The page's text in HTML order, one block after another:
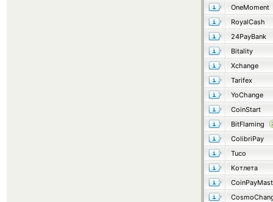
OneMoment
RoyalCash
24PayBank
Bitality
Xchange
Tarifex
YoChange
CoinStart
BitFlaming
ColibriPay
Tuco
Котлета